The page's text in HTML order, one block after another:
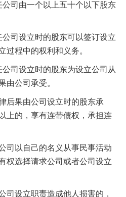
由一个以上五十个以下股东
设立时的股东可以签订设立
过程中的权利和义务。
设立时的股东为设立公司从
由公司承受。
果由公司设立时的股东承
上的，享有连带债权，承担连
以自己的名义从事民事活动
权选择请求公司或者公司设立
设立职责造成他人损害的，